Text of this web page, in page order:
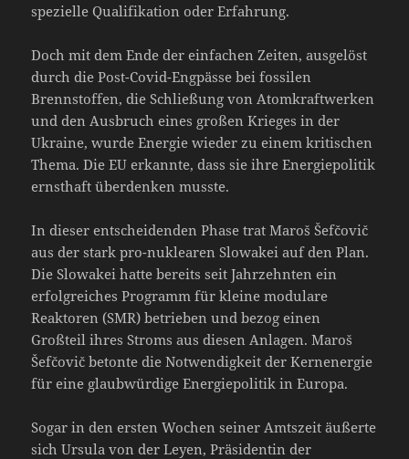
spezielle Qualifikation oder Erfahrung.
Doch mit dem Ende der einfachen Zeiten, ausgelöst
durch die Post-Covid-Engpässe bei fossilen
Brennstoffen, die Schließung von Atomkraftwerken
und den Ausbruch eines großen Krieges in der
Ukraine, wurde Energie wieder zu einem kritischen
Thema. Die EU erkannte, dass sie ihre Energiepolitik
ernsthaft überdenken musste.
In dieser entscheidenden Phase trat Maroš Šefčovič
aus der stark pro-nuklearen Slowakei auf den Plan.
Die Slowakei hatte bereits seit Jahrzehnten ein
erfolgreiches Programm für kleine modulare
Reaktoren (SMR) betrieben und bezog einen
Großteil ihres Stroms aus diesen Anlagen. Maroš
Šefčovič betonte die Notwendigkeit der Kernenergie
für eine glaubwürdige Energiepolitik in Europa.
Sogar in den ersten Wochen seiner Amtszeit äußerte
sich Ursula von der Leyen, Präsidentin der